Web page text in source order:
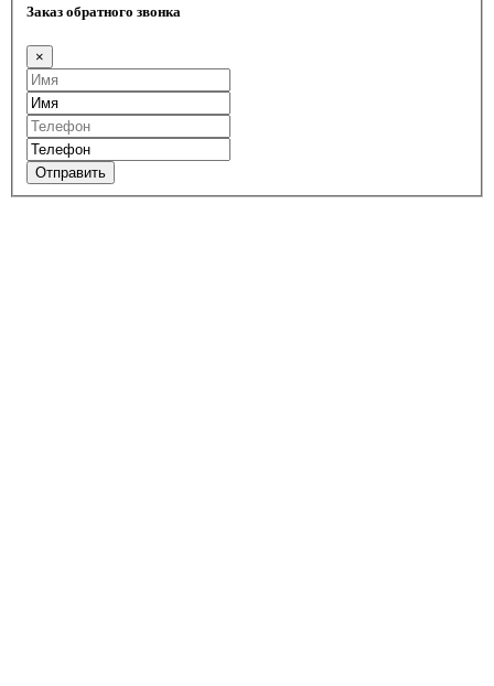
Заказ обратного звонка
×
Отправить